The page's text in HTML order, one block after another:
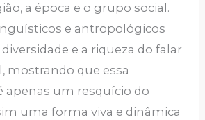
a época e o grupo social.
e antropológicos
e a riqueza do falar
mostrando que essa
apenas um resquício do
uma forma viva e dinâmica